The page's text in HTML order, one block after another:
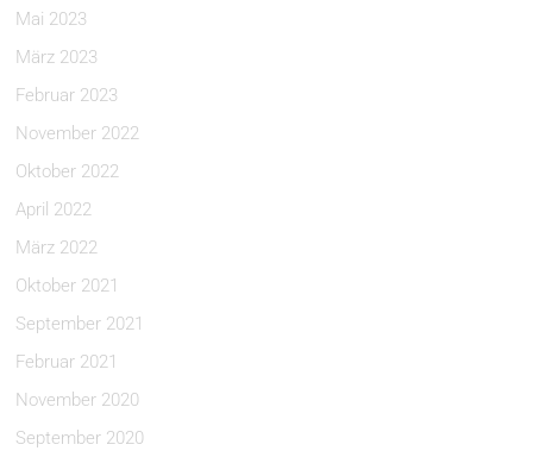
Mai 2023
März 2023
Februar 2023
November 2022
Oktober 2022
April 2022
März 2022
Oktober 2021
September 2021
Februar 2021
November 2020
September 2020